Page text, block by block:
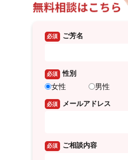
必須 ご芳名
必須 性別
女性 男性
必須 メールアドレス
必須 ご相談内容